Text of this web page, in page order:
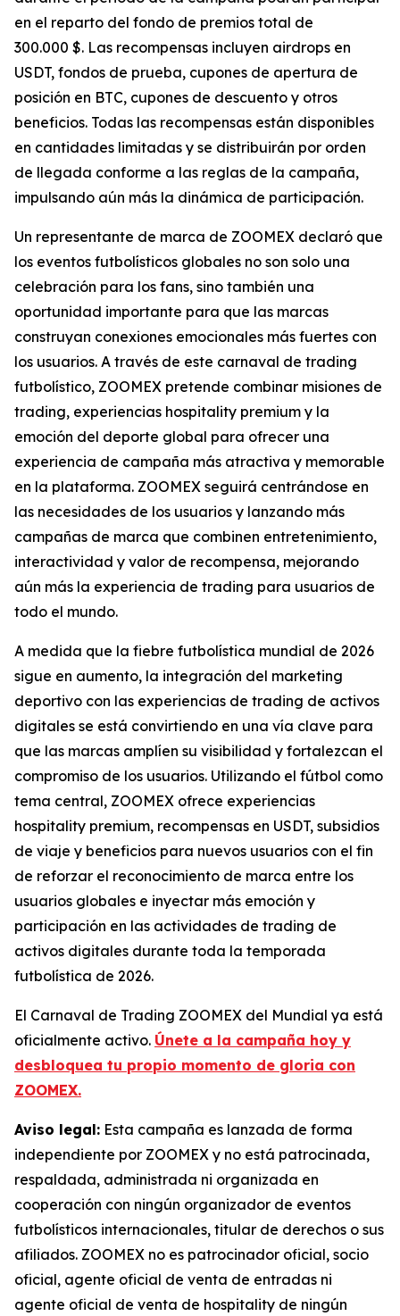
en el reparto del fondo de premios total de
300.000 $. Las recompensas incluyen airdrops en
USDT, fondos de prueba, cupones de apertura de
posición en BTC, cupones de descuento y otros
beneficios. Todas las recompensas están disponibles
en cantidades limitadas y se distribuirán por orden
de llegada conforme a las reglas de la campaña,
impulsando aún más la dinámica de participación.
Un representante de marca de ZOOMEX declaró que
los eventos futbolísticos globales no son solo una
celebración para los fans, sino también una
oportunidad importante para que las marcas
construyan conexiones emocionales más fuertes con
los usuarios. A través de este carnaval de trading
futbolístico, ZOOMEX pretende combinar misiones de
trading, experiencias hospitality premium y la
emoción del deporte global para ofrecer una
experiencia de campaña más atractiva y memorable
en la plataforma. ZOOMEX seguirá centrándose en
las necesidades de los usuarios y lanzando más
campañas de marca que combinen entretenimiento,
interactividad y valor de recompensa, mejorando
aún más la experiencia de trading para usuarios de
todo el mundo.
A medida que la fiebre futbolística mundial de 2026
sigue en aumento, la integración del marketing
deportivo con las experiencias de trading de activos
digitales se está convirtiendo en una vía clave para
que las marcas amplíen su visibilidad y fortalezcan el
compromiso de los usuarios. Utilizando el fútbol como
tema central, ZOOMEX ofrece experiencias
hospitality premium, recompensas en USDT, subsidios
de viaje y beneficios para nuevos usuarios con el fin
de reforzar el reconocimiento de marca entre los
usuarios globales e inyectar más emoción y
participación en las actividades de trading de
activos digitales durante toda la temporada
futbolística de 2026.
El Carnaval de Trading ZOOMEX del Mundial ya está
oficialmente activo. Únete a la campaña hoy y
desbloquea tu propio momento de gloria con
ZOOMEX.
Aviso legal: Esta campaña es lanzada de forma
independiente por ZOOMEX y no está patrocinada,
respaldada, administrada ni organizada en
cooperación con ningún organizador de eventos
futbolísticos internacionales, titular de derechos o sus
afiliados. ZOOMEX no es patrocinador oficial, socio
oficial, agente oficial de venta de entradas ni
agente oficial de venta de hospitality de ningún